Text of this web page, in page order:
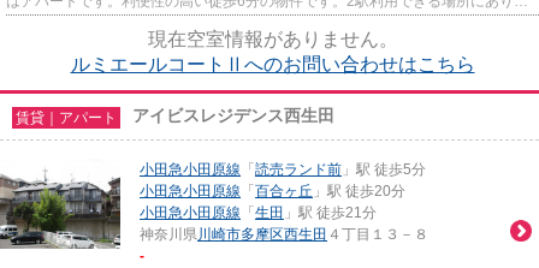
現在空室情報がありません。
ルミエールコートⅡへのお問い合わせはこちら
賃貸｜アパート アイビスレジデンス西生田
小田急小田原線 「 読売ランド前 」駅 徒歩5分
小田急小田原線 「 百合ヶ丘 」駅 徒歩20分
小田急小田原線 「 生田 」駅 徒歩21分
神奈川県川崎市多摩区西生田 ４丁目１３－８
-